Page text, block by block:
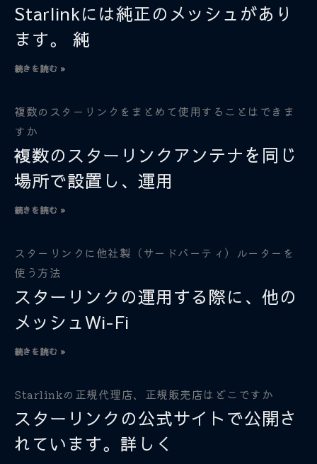
Starlinkには純正のメッシュがあり
ます。 純
続きを読む »
複数のスターリンクをまとめて使用することはできま
すか
複数のスターリンクアンテナを同じ
場所で設置し、運用
続きを読む »
スターリンクに他社製（サードパーティ）ルーターを
使う方法
スターリンクの運用する際に、他の
メッシュWi-Fi
続きを読む »
Starlinkの正規代理店、正規販売店はどこですか
スターリンクの公式サイトで公開さ
れています。詳しく